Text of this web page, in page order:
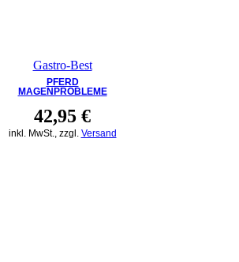
Gastro-Best
PFERD
MAGENPROBLEME
42,95 €
inkl. MwSt., zzgl. Versand